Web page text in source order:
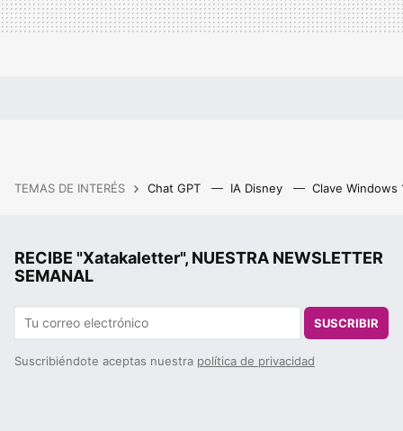
TEMAS DE INTERÉS Chat GPT IA Disney Clave Windows
RECIBE "Xatakaletter", NUESTRA NEWSLETTER
SEMANAL
SUSCRIBIR
Suscribiéndote aceptas nuestra política de privacidad